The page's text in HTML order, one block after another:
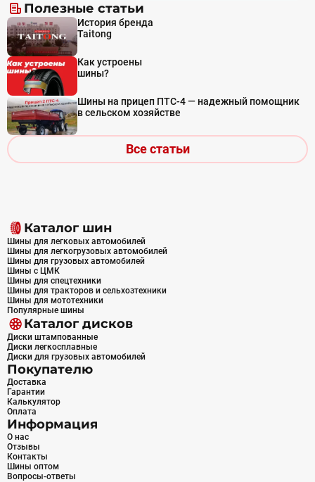
Полезные статьи
История бренда
Taitong
Как устроены
шины?
Шины на прицеп ПТС-4 — надежный помощник
в сельском хозяйстве
Все статьи
Каталог шин
Шины для легковых автомобилей
Шины для легкогрузовых автомобилей
Шины для грузовых автомобилей
Шины с ЦМК
Шины для спецтехники
Шины для тракторов и сельхозтехники
Шины для мототехники
Популярные шины
Каталог дисков
Диски штампованные
Диски легкосплавные
Диски для грузовых автомобилей
Покупателю
Доставка
Гарантии
Калькулятор
Оплата
Информация
О нас
Отзывы
Контакты
Шины оптом
Вопросы-ответы